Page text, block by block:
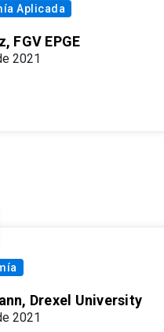
Aplicada
FGV EPGE
2021
Drexel University
2021